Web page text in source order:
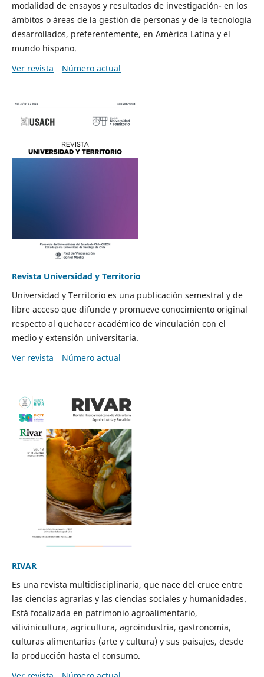
modalidad de ensayos y resultados de investigación- en los
ámbitos o áreas de la gestión de personas y de la tecnología
desarrollados, preferentemente, en América Latina y el
mundo hispano.
Ver revista
Número actual
Revista Universidad y Territorio
Universidad y Territorio es una publicación semestral y de
libre acceso que difunde y promueve conocimiento original
respecto al quehacer académico de vinculación con el
medio y extensión universitaria.
Ver revista
Número actual
RIVAR
Es una revista multidisciplinaria, que nace del cruce entre
las ciencias agrarias y las ciencias sociales y humanidades.
Está focalizada en patrimonio agroalimentario,
vitivinicultura, agricultura, agroindustria, gastronomía,
culturas alimentarias (arte y cultura) y sus paisajes, desde
la producción hasta el consumo.